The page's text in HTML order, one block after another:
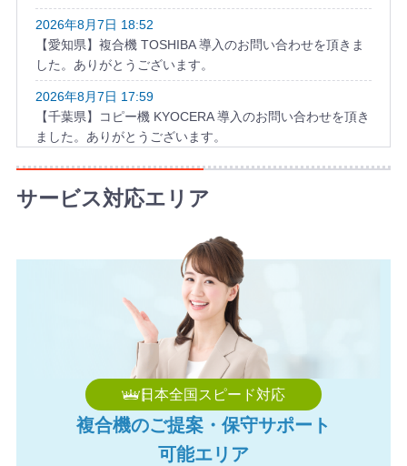
2026年8月7日 18:52
【愛知県】複合機 TOSHIBA 導入のお問い合わせを頂きま
した。ありがとうございます。
2026年8月7日 17:59
【千葉県】コピー機 KYOCERA 導入のお問い合わせを頂き
ました。ありがとうございます。
2026年8月7日 17:52
【愛知県】複合機 KYOCERA 導入のお問い合わせを頂きま
した。ありがとうございます。
【山形県】複合機 RICOH 導入のお問い合わせを頂きまし
た。ありがとうございます。
2026年8月7日 16:59
【愛知県】複合機 TOSHIBA 導入のお問い合わせを頂きま
した。ありがとうございます。
2026年8月7日 16:23
【埼玉県】コピー機 RICOH 導入のお問い合わせを頂きま
した。ありがとうございます。
サービス対応エリア
日本全国スピード対応
複合機のご提案・保守サポート
可能エリア